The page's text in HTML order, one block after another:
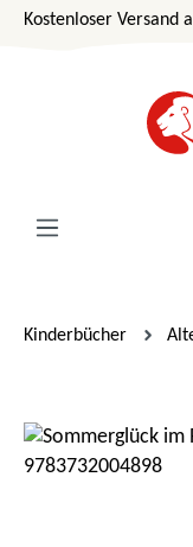
Zum Hauptinhalt
Kostenloser Versand
Kinderbücher
Bildergalerie